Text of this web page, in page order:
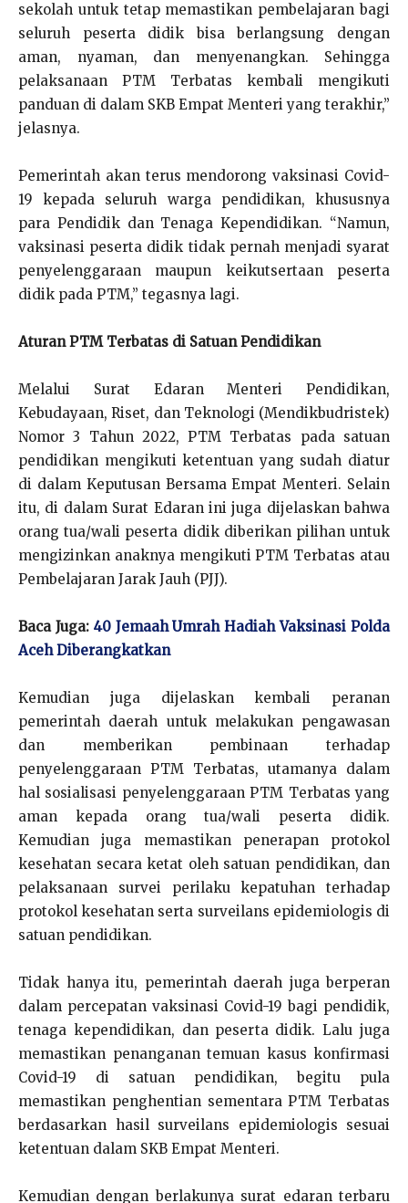
sekolah untuk tetap memastikan pembelajaran bagi
seluruh peserta didik bisa berlangsung dengan
aman, nyaman, dan menyenangkan. Sehingga
pelaksanaan PTM Terbatas kembali mengikuti
panduan di dalam SKB Empat Menteri yang terakhir,”
jelasnya.
Pemerintah akan terus mendorong vaksinasi Covid-
19 kepada seluruh warga pendidikan, khususnya
para Pendidik dan Tenaga Kependidikan. “Namun,
vaksinasi peserta didik tidak pernah menjadi syarat
penyelenggaraan maupun keikutsertaan peserta
didik pada PTM,” tegasnya lagi.
Aturan PTM Terbatas di Satuan Pendidikan
Melalui Surat Edaran Menteri Pendidikan,
Kebudayaan, Riset, dan Teknologi (Mendikbudristek)
Nomor 3 Tahun 2022, PTM Terbatas pada satuan
pendidikan mengikuti ketentuan yang sudah diatur
di dalam Keputusan Bersama Empat Menteri. Selain
itu, di dalam Surat Edaran ini juga dijelaskan bahwa
orang tua/wali peserta didik diberikan pilihan untuk
mengizinkan anaknya mengikuti PTM Terbatas atau
Pembelajaran Jarak Jauh (PJJ).
Baca Juga: 40 Jemaah Umrah Hadiah Vaksinasi Polda
Aceh Diberangkatkan
Kemudian juga dijelaskan kembali peranan
pemerintah daerah untuk melakukan pengawasan
dan memberikan pembinaan terhadap
penyelenggaraan PTM Terbatas, utamanya dalam
hal sosialisasi penyelenggaraan PTM Terbatas yang
aman kepada orang tua/wali peserta didik.
Kemudian juga memastikan penerapan protokol
kesehatan secara ketat oleh satuan pendidikan, dan
pelaksanaan survei perilaku kepatuhan terhadap
protokol kesehatan serta surveilans epidemiologis di
satuan pendidikan.
Tidak hanya itu, pemerintah daerah juga berperan
dalam percepatan vaksinasi Covid-19 bagi pendidik,
tenaga kependidikan, dan peserta didik. Lalu juga
memastikan penanganan temuan kasus konfirmasi
Covid-19 di satuan pendidikan, begitu pula
memastikan penghentian sementara PTM Terbatas
berdasarkan hasil surveilans epidemiologis sesuai
ketentuan dalam SKB Empat Menteri.
Kemudian dengan berlakunya surat edaran terbaru